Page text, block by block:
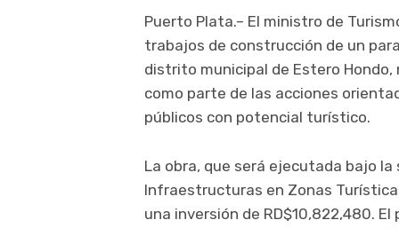
Puerto Plata.– El ministro de
trabajos de construcción de un
distrito municipal de Estero Hondo,
como parte de las acciones
públicos con potencial turístico.
La obra, que será ejecutada bajo
Infraestructuras en Zonas
una inversión de RD$10,822,480.